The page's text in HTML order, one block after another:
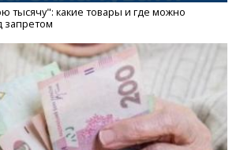
тысячу": какие товары и где можно
запретом